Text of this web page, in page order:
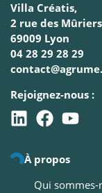
Villa Créatis,
2 rue des
69009 Lyon
04 28 29 28 29
Rejoignez-nous :
À propos
Qui sommes-